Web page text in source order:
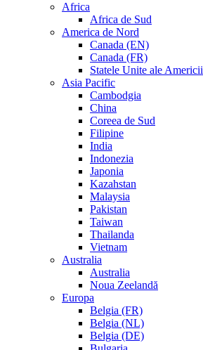
Africa
Africa de Sud
America de Nord
Canada (EN)
Canada (FR)
Statele Unite ale Americii
Asia Pacific
Cambodgia
China
Coreea de Sud
Filipine
India
Indonezia
Japonia
Kazahstan
Malaysia
Pakistan
Taiwan
Thailanda
Vietnam
Australia
Australia
Noua Zeelandă
Europa
Belgia (FR)
Belgia (NL)
Belgia (DE)